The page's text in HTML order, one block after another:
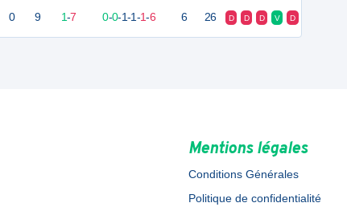
0 9 1-7 0-0-1-1-1-6 6 26 D D D V D
Mentions légales
Conditions Générales
Politique de confidentialité